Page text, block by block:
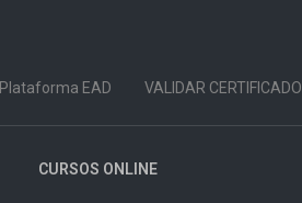
Plataforma EAD VALIDAR CERTIFICADO
CURSOS ONLINE